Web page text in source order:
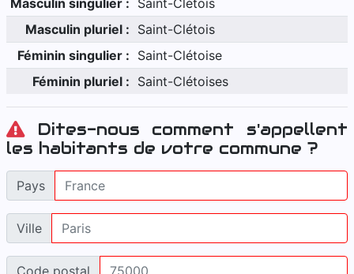
Masculin singulier : Saint-Clétois
Masculin pluriel : Saint-Clétois
Féminin singulier : Saint-Clétoise
Féminin pluriel : Saint-Clétoises
Dites-nous comment s'appellent
les habitants de votre commune ?
Pays
Ville
Code postal